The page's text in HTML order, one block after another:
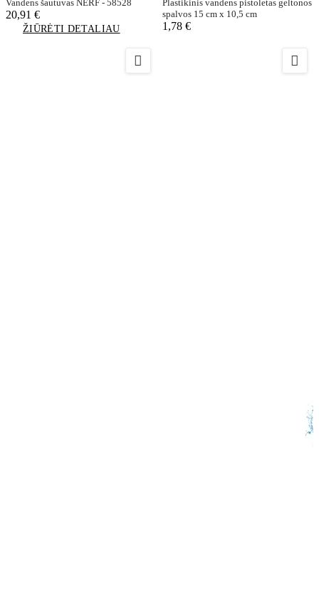
Vandens šautuvas NERF - 58528
20,91 €
ŽIŪRĖTI DETALIAU
Plastikinis vandens pistoletas geltonos
spalvos 15 cm x 10,5 cm
1,78 €
 